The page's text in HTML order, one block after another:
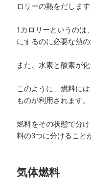
ロリーの熱をだします
1カロリーというの
にするのに必要な熱の
また、水素と酸素が
このように、燃料に
ものが利用されます。
燃料をその状態で分
料の3つに分けること
気体燃料